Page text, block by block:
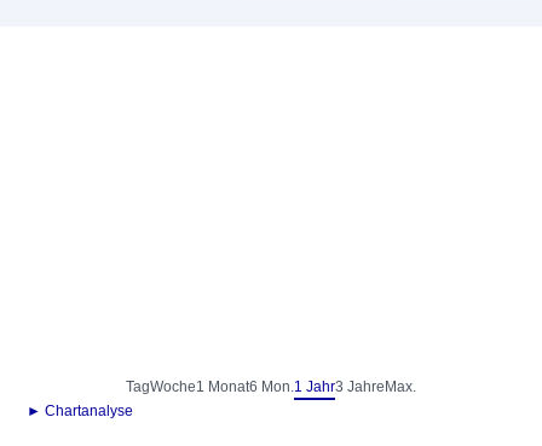
TagWoche1 Monat6 Mon.1 Jahr3 Jahre Max.
► Chartanalyse